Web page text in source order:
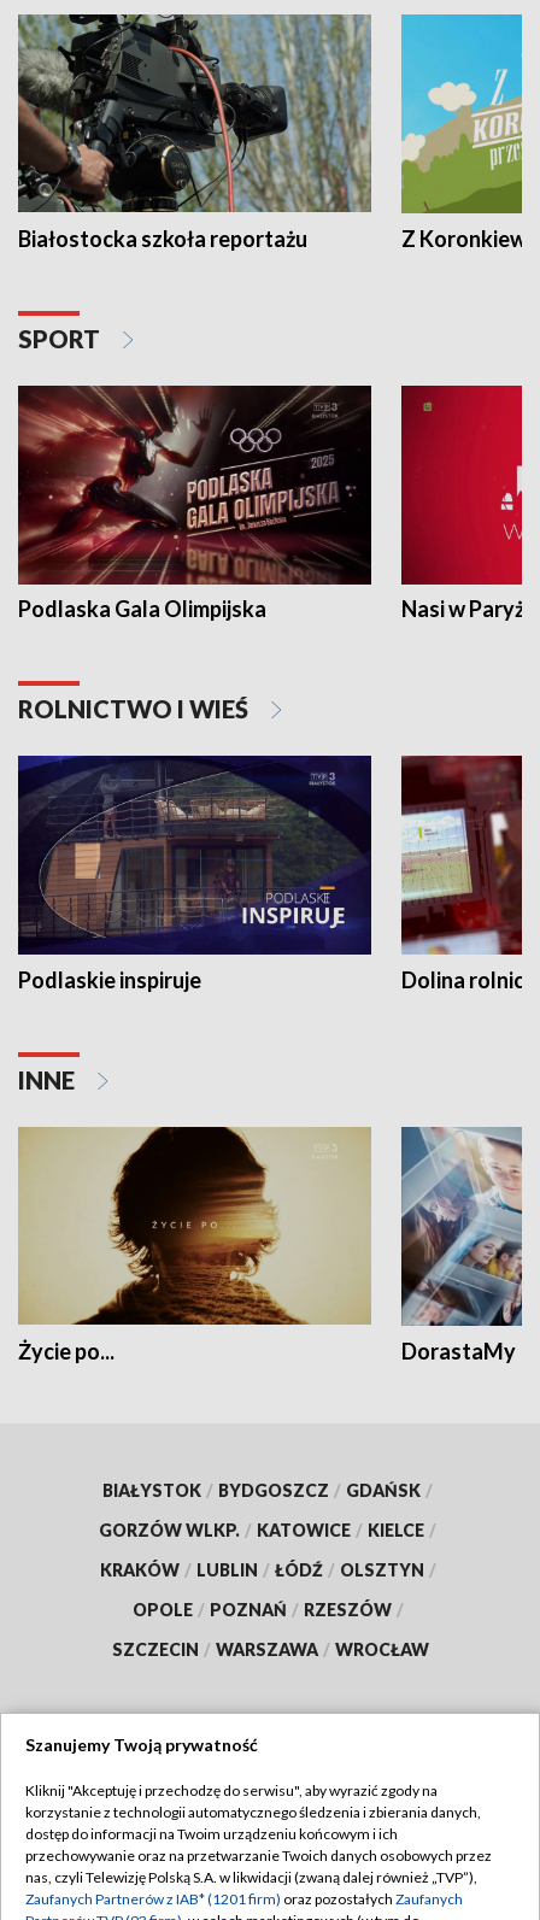
Białostocka szkoła reportażu Z
SPORT
Podlaska Gala Olimpijska Nasi w Paryżu
ROLNICTWO I WIEŚ
Podlaskie inspiruje Dolina
INNE
Życie po... DorastaMy
BIAŁYSTOK / BYDGOSZCZ / GDAŃSK /
GORZÓW WLKP. / KATOWICE / KIELCE /
KRAKÓW / LUBLIN / ŁÓDŹ / OLSZTYN /
OPOLE / POZNAŃ / RZESZÓW /
SZCZECIN / WARSZAWA / WROCŁAW
TVP
Abonament TVP
Emisja w TVP
Regulamin TVP
Polityka prywatności
Szanujemy Twoją prywatność
Kliknij "Akceptuję i przechodzę do serwisu", aby wyrazić zgody na
korzystanie z technologii automatycznego śledzenia i zbierania danych,
dostęp do informacji na Twoim urządzeniu końcowym i ich
przechowywanie oraz na przetwarzanie Twoich danych osobowych przez
nas, czyli Telewizję Polską S.A. w likwidacji (zwaną dalej również „TVP”),
Zaufanych Partnerów z IAB* (1201 firm) oraz pozostałych Zaufanych